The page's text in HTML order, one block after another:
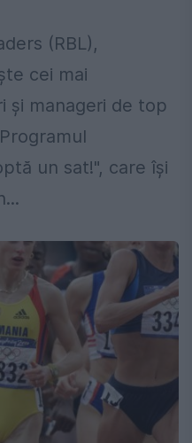
(RBL),
cei mai
și manageri de top
un sat!", care își